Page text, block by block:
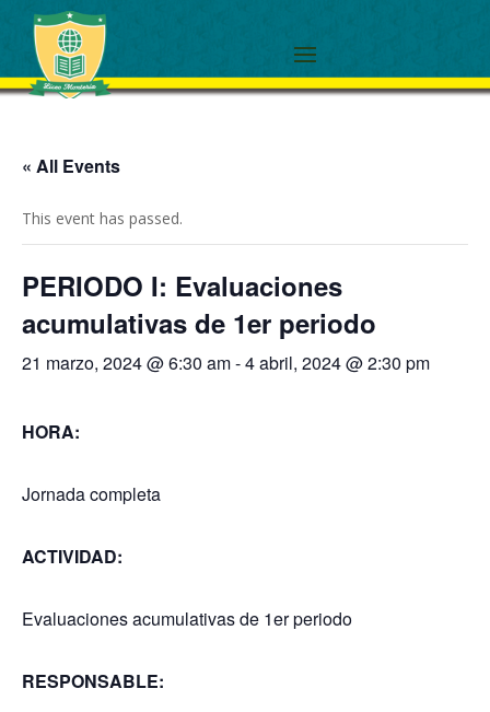
« All Events
This event has passed.
PERIODO I: Evaluaciones
acumulativas de 1er periodo
21 marzo, 2024 @ 6:30 am-4 abril, 2024 @ 2:30 pm
HORA:
Jornada completa
ACTIVIDAD:
Evaluaciones acumulativas de 1er periodo
RESPONSABLE: